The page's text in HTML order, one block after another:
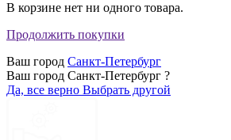
В корзине нет ни одного товара.
Продолжить покупки
Ваш город Санкт-Петербург
Ваш город Санкт-Петербург ?
Да, все верно Выбрать другой